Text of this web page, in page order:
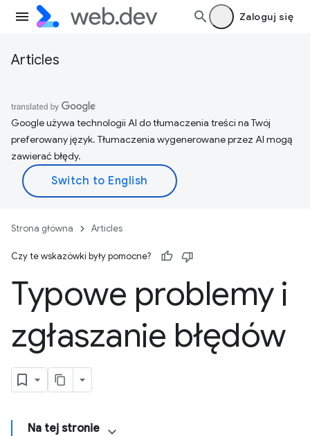
Zaloguj się
Articles
Google używa technologii AI do tłumaczenia treści na Twój
preferowany język. Tłumaczenia wygenerowane przez AI mogą
zawierać błędy.
Strona główna Articles
Czy te wskazówki były pomocne?
Typowe problemy i
zgłaszanie błędów
Na tej stronie